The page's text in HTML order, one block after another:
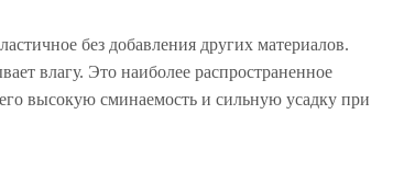
без добавления других материалов.
влагу. Это наиболее распространенное
высокую сминаемость и сильную усадку при